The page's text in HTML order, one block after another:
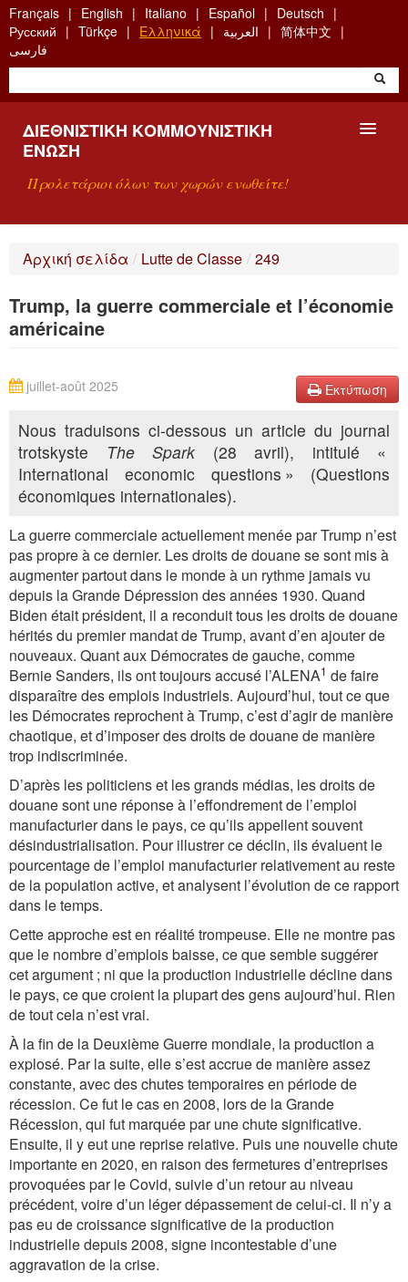
Skip
to
main
content
Français English Italiano Español
Deutsch
Русский
Türkçe Ελληνικά العربية
简体中文
فارسی
ΔΙΕΘΝΙΣΤΙΚΉ ΚΟΜΜΟΥΝΙΣΤΙΚΉ
ΈΝΩΣΗ
Προλετάριοι όλων των χωρών ενωθείτε!
ΑΝΑΖΉΤΗΣΗ
Αρχική σελίδα / Lutte de Classe / 249
Trump, la guerre commerciale et l’économie
américaine
Εκτύπωση
juillet-août 2025
Nous traduisons ci-dessous un article du journal
trotskyste The Spark (28 avril), intitulé «
International economic questions » (Questions
économiques internationales).
La guerre commerciale actuellement menée par Trump n’est
pas propre à ce dernier. Les droits de douane se sont mis à
augmenter partout dans le monde à un rythme jamais vu
depuis la Grande Dépression des années 1930. Quand
Biden était président, il a reconduit tous les droits de douane
hérités du premier mandat de Trump, avant d’en ajouter de
nouveaux. Quant aux Démocrates de gauche, comme
Bernie Sanders, ils ont toujours accusé l’ALENA1 de faire
disparaître des emplois industriels. Aujourd’hui, tout ce que
les Démocrates reprochent à Trump, c’est d’agir de manière
chaotique, et d’imposer des droits de douane de manière
trop indiscriminée.
D’après les politiciens et les grands médias, les droits de
douane sont une réponse à l’effondrement de l’emploi
manufacturier dans le pays, ce qu’ils appellent souvent
désindustrialisation. Pour illustrer ce déclin, ils évaluent le
pourcentage de l’emploi manufacturier relativement au reste
de la population active, et analysent l’évolution de ce rapport
dans le temps.
Cette approche est en réalité trompeuse. Elle ne montre pas
que le nombre d’emplois baisse, ce que semble suggérer
cet argument ; ni que la production industrielle décline dans
le pays, ce que croient la plupart des gens aujourd’hui. Rien
de tout cela n’est vrai.
À la fin de la Deuxième Guerre mondiale, la production a
explosé. Par la suite, elle s’est accrue de manière assez
constante, avec des chutes temporaires en période de
récession. Ce fut le cas en 2008, lors de la Grande
Récession, qui fut marquée par une chute significative.
Ensuite, il y eut une reprise relative. Puis une nouvelle chute
importante en 2020, en raison des fermetures d’entreprises
provoquées par le Covid, suivie d’un retour au niveau
précédent, voire d’un léger dépassement de celui-ci. Il n’y a
pas eu de croissance significative de la production
industrielle depuis 2008, signe incontestable d’une
aggravation de la crise.